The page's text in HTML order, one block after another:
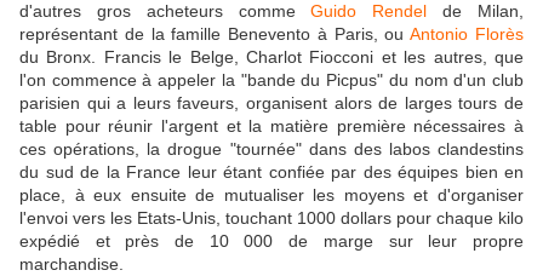
d'autres gros acheteurs commeGuido Rendel de Milan,
représentant de la famille Benevento à Paris, ouAntonio Florès
du Bronx. Francis le Belge, Charlot Fiocconi et les autres, que
l'on commence à appeler la "bande du Picpus" du nom d'un club
parisien qui a leurs faveurs, organisent alors de larges tours de
table pour réunir l'argent et la matière première nécessaires à
ces opérations, la drogue "tournée" dans des labos clandestins
du sud de la France leur étant confiée par des équipes bien en
place, à eux ensuite de mutualiser les moyens et d'organiser
l'envoi vers les Etats-Unis, touchant 1000 dollars pour chaque kilo
expédié et près de 10 000 de marge sur leur propre
marchandise.